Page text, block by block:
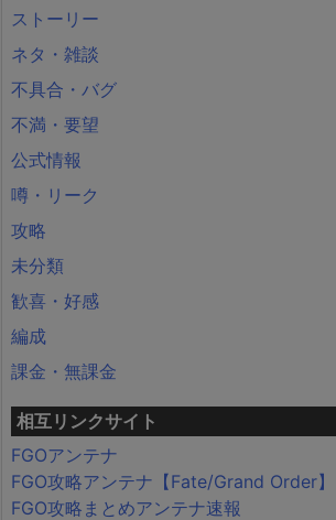
ストーリー
ネタ・雑談
不具合・バグ
不満・要望
公式情報
噂・リーク
攻略
未分類
歓喜・好感
編成
課金・無課金
相互リンクサイト
FGOアンテナ
FGO攻略アンテナ【Fate/Grand Order】
FGO攻略まとめアンテナ速報